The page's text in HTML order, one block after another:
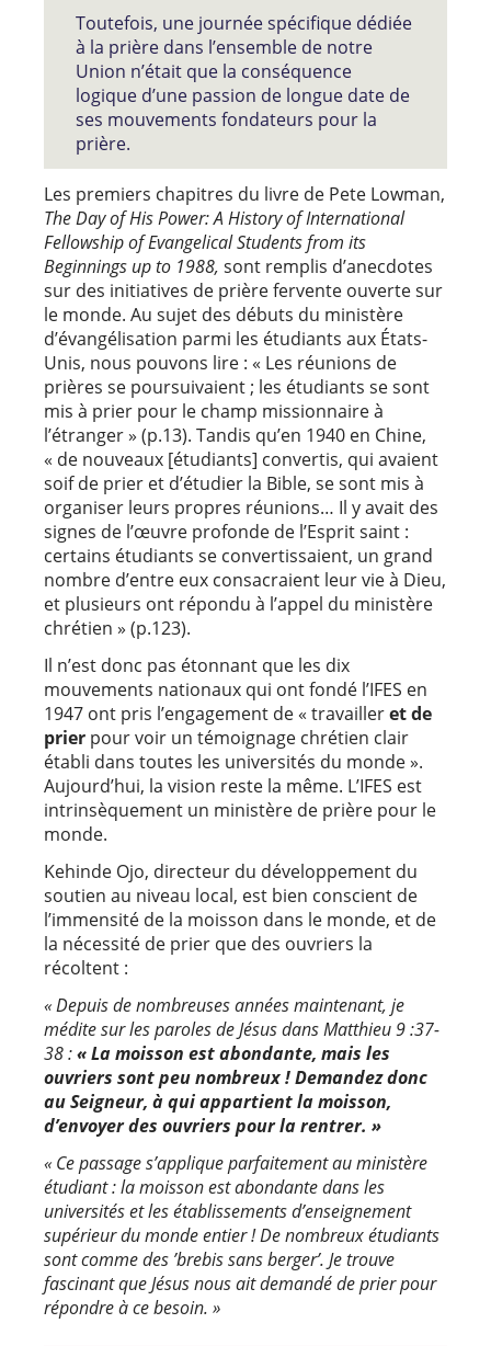
Toutefois, une journée spécifique dédiée
à la prière dans l’ensemble de notre
Union n’était que la conséquence
logique d’une passion de longue date de
ses mouvements fondateurs pour la
prière.
Les premiers chapitres du livre de Pete Lowman,
The Day of His Power: A History of International
Fellowship of Evangelical Students from its
Beginnings up to 1988, sont remplis d’anecdotes
sur des initiatives de prière fervente ouverte sur
le monde. Au sujet des débuts du ministère
d’évangélisation parmi les étudiants aux États-
Unis, nous pouvons lire : « Les réunions de
prières se poursuivaient ; les étudiants se sont
mis à prier pour le champ missionnaire à
l’étranger » (p.13). Tandis qu’en 1940 en Chine,
« de nouveaux [étudiants] convertis, qui avaient
soif de prier et d’étudier la Bible, se sont mis à
organiser leurs propres réunions… Il y avait des
signes de l’œuvre profonde de l’Esprit saint :
certains étudiants se convertissaient, un grand
nombre d’entre eux consacraient leur vie à Dieu,
et plusieurs ont répondu à l’appel du ministère
chrétien » (p.123).
Il n’est donc pas étonnant que les dix
mouvements nationaux qui ont fondé l’IFES en
1947 ont pris l’engagement de « travailleret de
prier pour voir un témoignage chrétien clair
établi dans toutes les universités du monde ».
Aujourd’hui, la vision reste la même. L’IFES est
intrinsèquement un ministère de prière pour le
monde.
Kehinde Ojo, directeur du développement du
soutien au niveau local, est bien conscient de
l’immensité de la moisson dans le monde, et de
la nécessité de prier que des ouvriers la
récoltent :
« Depuis de nombreuses années maintenant, je
médite sur les paroles de Jésus dans Matthieu 9 :37-
38 :« La moisson est abondante, mais les
ouvriers sont peu nombreux ! Demandez donc
au Seigneur, à qui appartient la moisson,
d’envoyer des ouvriers pour la rentrer. »
« Ce passage s’applique parfaitement au ministère
étudiant : la moisson est abondante dans les
universités et les établissements d’enseignement
supérieur du monde entier ! De nombreux étudiants
sont comme des ’brebis sans berger’. Je trouve
fascinant que Jésus nous ait demandé de prier pour
répondre à ce besoin. »